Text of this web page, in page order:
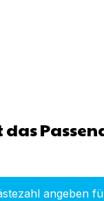
das
angeben